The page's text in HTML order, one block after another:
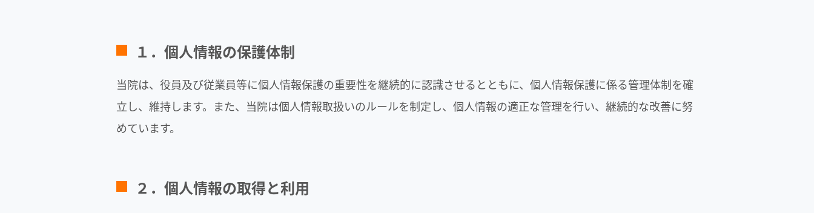
１．個人情報の保護体制
当院は、役員及び従業員等に個人情報保護の重要性を継続的に認識させるとともに、個人情報保護に係る管理体制を確
立し、維持します。また、当院は個人情報取扱いのルールを制定し、個人情報の適正な管理を行い、継続的な改善に努
めています。
２．個人情報の取得と利用